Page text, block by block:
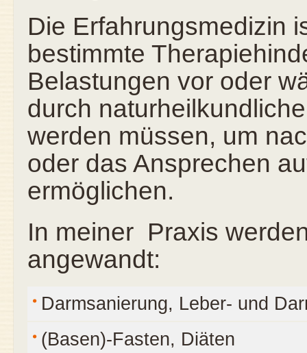
Die Erfahrungsmedizin
bestimmte
Belastungen vor oder
durch
werden müssen, um
oder das Ansprechen
ermöglichen.
In meiner Praxis
angewandt:
Darmsanierung, Leber- und
(Basen)-Fasten, Diäten